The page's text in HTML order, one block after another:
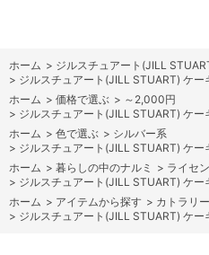
ホーム > ジルスチュアート(JILL
> ジルスチュアート(JILL STUART) ケ
ホーム > 価格で選ぶ > ～2,000円
> ジルスチュアート(JILL STUART) ケ
ホーム > 色で選ぶ > シルバー系
> ジルスチュアート(JILL STUART) ケ
ホーム > 暮らしの中のナルミ > ライセ
> ジルスチュアート(JILL STUART) ケ
ホーム > アイテムから探す > カトラリ
> ジルスチュアート(JILL STUART) ケ